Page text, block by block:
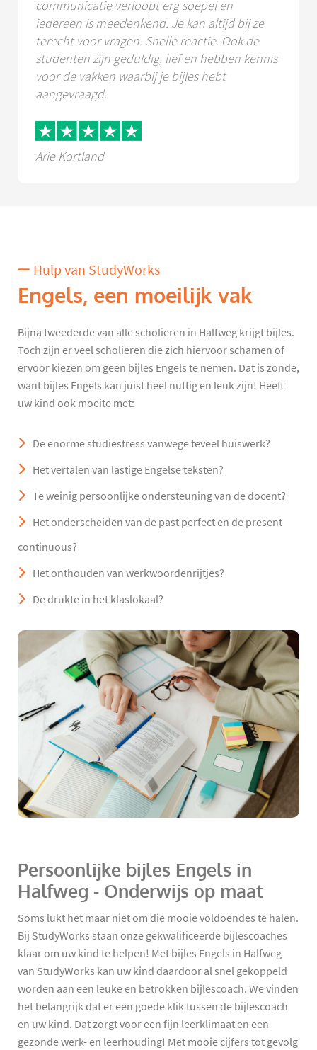
communicatie verloopt erg soepel en
iedereen is meedenkend. Je kan altijd bij ze
terecht voor vragen. Snelle reactie. Ook de
studenten zijn geduldig, lief en hebben kennis
voor de vakken waarbij je bijles hebt
aangevraagd.
Arie Kortland
Hulp van StudyWorks
Engels, een moeilijk vak
Bijna tweederde van alle scholieren in Halfweg krijgt bijles.
Toch zijn er veel scholieren die zich hiervoor schamen of
ervoor kiezen om geen bijles Engels te nemen. Dat is zonde,
want bijles Engels kan juist heel nuttig en leuk zijn! Heeft
uw kind ook moeite met:
De enorme studiestress vanwege teveel huiswerk?
Het vertalen van lastige Engelse teksten?
Te weinig persoonlijke ondersteuning van de docent?
Het onderscheiden van de past perfect en de present
continuous?
Het onthouden van werkwoordenrijtjes?
De drukte in het klaslokaal?
Persoonlijke bijles Engels in
Halfweg - Onderwijs op maat
Soms lukt het maar niet om die mooie voldoendes te halen.
Bij StudyWorks staan onze gekwalificeerde bijlescoaches
klaar om uw kind te helpen! Met bijles Engels in Halfweg
van StudyWorks kan uw kind daardoor al snel gekoppeld
worden aan een leuke en betrokken bijlescoach. We vinden
het belangrijk dat er een goede klik tussen de bijlescoach
en uw kind. Dat zorgt voor een fijn leerklimaat en een
gezonde werk- en leerhouding! Met mooie cijfers tot gevolg